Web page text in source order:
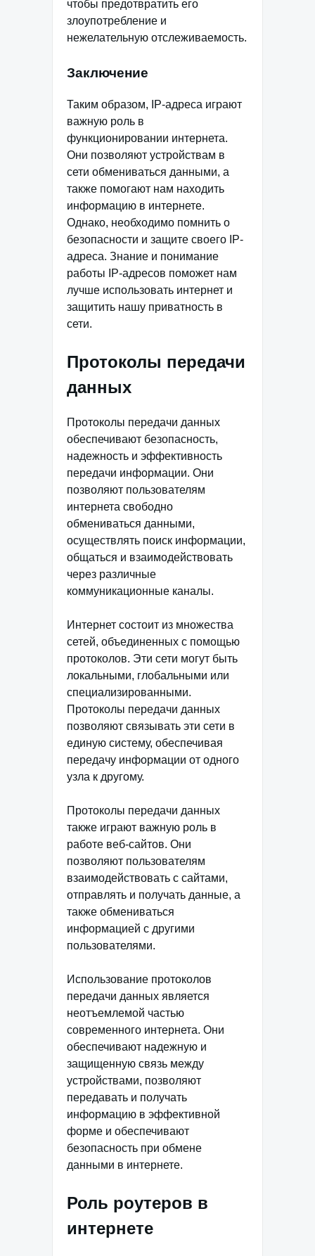
чтобы предотвратить его
злоупотребление и
нежелательную отслеживаемость.
Заключение
Таким образом, IP-адреса играют
важную роль в
функционировании интернета.
Они позволяют устройствам в
сети обмениваться данными, а
также помогают нам находить
информацию в интернете.
Однако, необходимо помнить о
безопасности и защите своего IP-
адреса. Знание и понимание
работы IP-адресов поможет нам
лучше использовать интернет и
защитить нашу приватность в
сети.
Протоколы передачи
данных
Протоколы передачи данных
обеспечивают безопасность,
надежность и эффективность
передачи информации. Они
позволяют пользователям
интернета свободно
обмениваться данными,
осуществлять поиск информации,
общаться и взаимодействовать
через различные
коммуникационные каналы.
Интернет состоит из множества
сетей, объединенных с помощью
протоколов. Эти сети могут быть
локальными, глобальными или
специализированными.
Протоколы передачи данных
позволяют связывать эти сети в
единую систему, обеспечивая
передачу информации от одного
узла к другому.
Протоколы передачи данных
также играют важную роль в
работе веб-сайтов. Они
позволяют пользователям
взаимодействовать с сайтами,
отправлять и получать данные, а
также обмениваться
информацией с другими
пользователями.
Использование протоколов
передачи данных является
неотъемлемой частью
современного интернета. Они
обеспечивают надежную и
защищенную связь между
устройствами, позволяют
передавать и получать
информацию в эффективной
форме и обеспечивают
безопасность при обмене
данными в интернете.
Роль роутеров в
интернете